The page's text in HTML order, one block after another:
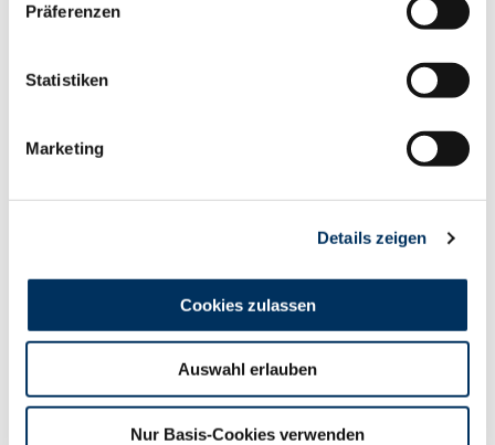
Präferenzen
Statistiken
Marketing
Details zeigen
Cookies zulassen
Auswahl erlauben
Nur Basis-Cookies verwenden